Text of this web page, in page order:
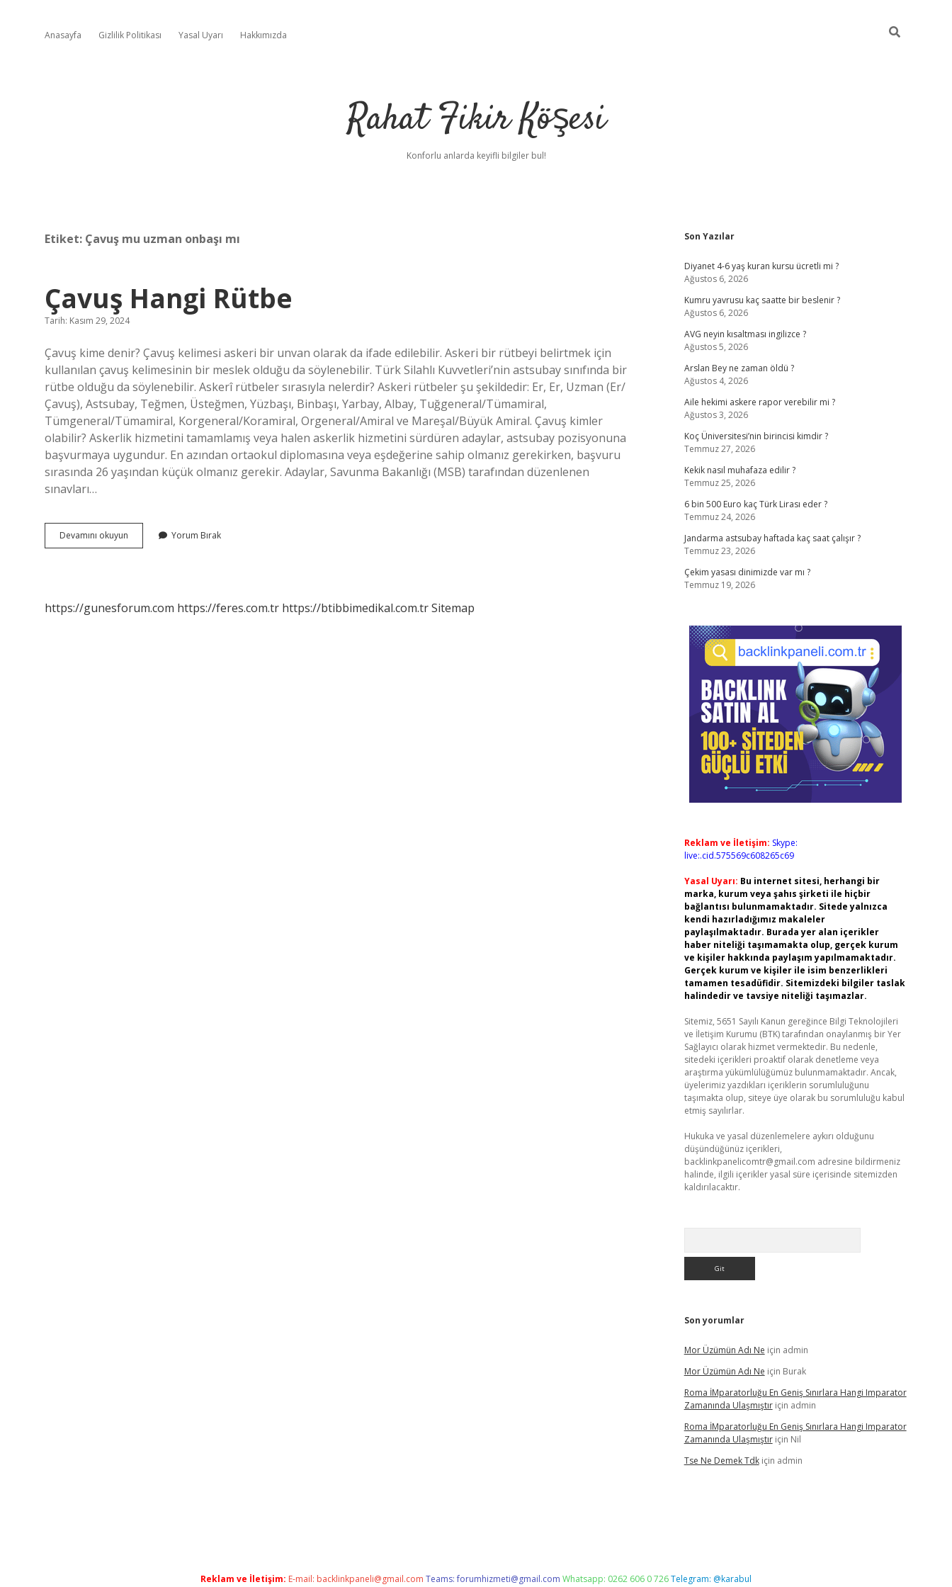
Anasayfa Gizlilik Politikası Yasal Uyarı Hakkımızda
Rahat Fikir Köşesi
Konforlu anlarda keyifli bilgiler bul!
Etiket: Çavuş mu uzman onbaşı mı
Çavuş Hangi Rütbe
Tarih: Kasım 29, 2024
Çavuş kime denir? Çavuş kelimesi askeri bir unvan olarak da ifade edilebilir. Askeri bir rütbeyi belirtmek için
kullanılan çavuş kelimesinin bir meslek olduğu da söylenebilir. Türk Silahlı Kuvvetleri’nin astsubay sınıfında bir
rütbe olduğu da söylenebilir. Askerî rütbeler sırasıyla nelerdir? Askeri rütbeler şu şekildedir: Er, Er, Uzman (Er/
Çavuş), Astsubay, Teğmen, Üsteğmen, Yüzbaşı, Binbaşı, Yarbay, Albay, Tuğgeneral/Tümamiral,
Tümgeneral/Tümamiral, Korgeneral/Koramiral, Orgeneral/Amiral ve Mareşal/Büyük Amiral. Çavuş kimler
olabilir? Askerlik hizmetini tamamlamış veya halen askerlik hizmetini sürdüren adaylar, astsubay pozisyonuna
başvurmaya uygundur. En azından ortaokul diplomasına veya eşdeğerine sahip olmanız gerekirken, başvuru
sırasında 26 yaşından küçük olmanız gerekir. Adaylar, Savunma Bakanlığı (MSB) tarafından düzenlenen
sınavları…
Devamını okuyun
Hangi
Yorum Bırak
https://gunesforum.com https://feres.com.tr https://btibbimedikal.com.trSitemap
Sidebar
Son Yazılar
Diyanet 4-6 yaş kuran kursu ücretli mi ?
Ağustos 6, 2026
Kumru yavrusu kaç saatte bir beslenir ?
Ağustos 6, 2026
AVG neyin kısaltması ingilizce ?
Ağustos 5, 2026
Arslan Bey ne zaman öldü ?
Ağustos 4, 2026
Aile hekimi askere rapor verebilir mi ?
Ağustos 3, 2026
Koç Üniversitesi’nin birincisi kimdir ?
Temmuz 27, 2026
Kekik nasıl muhafaza edilir ?
Temmuz 25, 2026
6 bin 500 Euro kaç Türk Lirası eder ?
Temmuz 24, 2026
Jandarma astsubay haftada kaç saat çalışır ?
Temmuz 23, 2026
Çekim yasası dinimizde var mı ?
Temmuz 19, 2026
Reklam ve İletişim: Skype:
live:.cid.575569c608265c69
Yasal Uyarı: Bu internet sitesi, herhangi bir
marka, kurum veya şahıs şirketi ile hiçbir
bağlantısı bulunmamaktadır. Sitede yalnızca
kendi hazırladığımız makaleler
paylaşılmaktadır. Burada yer alan içerikler
haber niteliği taşımamakta olup, gerçek kurum
ve kişiler hakkında paylaşım yapılmamaktadır.
Gerçek kurum ve kişiler ile isim benzerlikleri
tamamen tesadüfidir. Sitemizdeki bilgiler taslak
halindedir ve tavsiye niteliği taşımazlar.
Sitemiz, 5651 Sayılı Kanun gereğince Bilgi Teknolojileri
ve İletişim Kurumu (BTK) tarafından onaylanmış bir Yer
Sağlayıcı olarak hizmet vermektedir. Bu nedenle,
sitedeki içerikleri proaktif olarak denetleme veya
araştırma yükümlülüğümüz bulunmamaktadır. Ancak,
üyelerimiz yazdıkları içeriklerin sorumluluğunu
taşımakta olup, siteye üye olarak bu sorumluluğu kabul
etmiş sayılırlar.
Hukuka ve yasal düzenlemelere aykırı olduğunu
düşündüğünüz içerikleri,
backlinkpanelicomtr@gmail.com adresine bildirmeniz
halinde, ilgili içerikler yasal süre içerisinde sitemizden
kaldırılacaktır.
Son yorumlar
Mor Üzümün Adı Ne için admin
Mor Üzümün Adı Ne için Burak
Roma İMparatorluğu En Geniş Sınırlara Hangi Imparator
Zamanında Ulaşmıştıriçin admin
Roma İMparatorluğu En Geniş Sınırlara Hangi Imparator
Zamanında Ulaşmıştıriçin Nil
Tse Ne Demek Tdkiçin admin
ilbet yeni giriş
Reklam ve İletişim: E-mail: backlinkpaneli@gmail.com Teams:forumhizmeti@gmail.com Whatsapp: 0262 606 0 726Telegram: @karabul